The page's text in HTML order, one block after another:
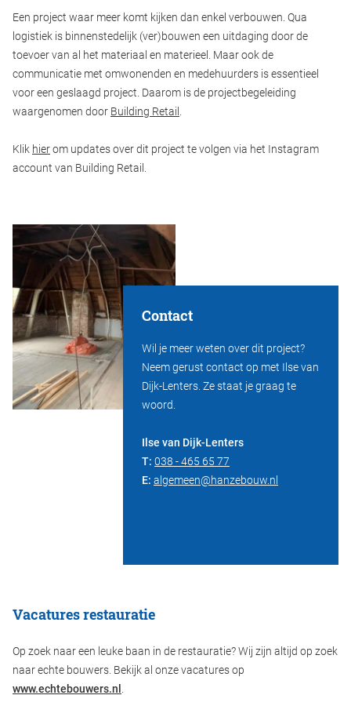
Een project waar meer komt kijken dan enkel verbouwen. Qua
logistiek is binnenstedelijk (ver)bouwen een uitdaging door de
toevoer van al het materiaal en materieel. Maar ook de
communicatie met omwonenden en medehuurders is essentieel
voor een geslaagd project. Daarom is de projectbegeleiding
waargenomen door Building Retail .
Klik hierom updates over dit project te volgen via het Instagram
account van Building Retail.
Contact
Wil je meer weten over dit project?
Neem gerust contact op met Ilse van
Dijk-Lenters. Ze staat je graag te
woord.
Ilse van Dijk-Lenters
T: 038 - 465 65 77
E: algemeen@hanzebouw.nl
Vacatures restauratie
Op zoek naar een leuke baan in de restauratie? Wij zijn altijd op zoek
naar echte bouwers. Bekijk al onze vacatures op
www.echtebouwers.nl .